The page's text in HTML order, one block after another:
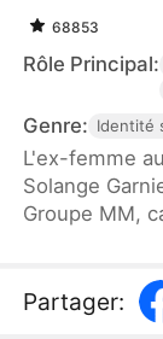
68853
Rôle Principal:
Genre: Identité
L'ex-femme
Solange
Groupe MM,
leur divorce,
d’une soirée
Partager: